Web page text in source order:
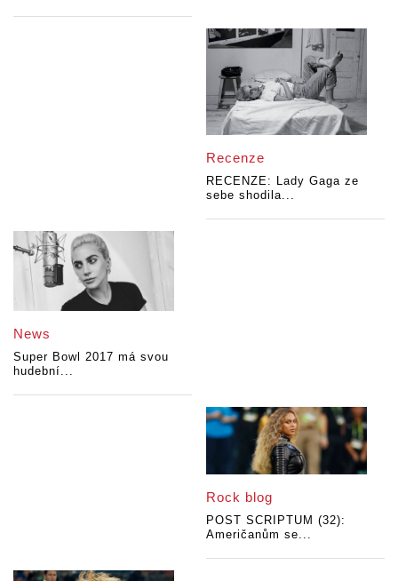
Recenze
RECENZE: Lady Gaga ze
sebe shodila...
News
Super Bowl 2017 má svou
hudební...
Rock blog
POST SCRIPTUM (32):
Američanům se...